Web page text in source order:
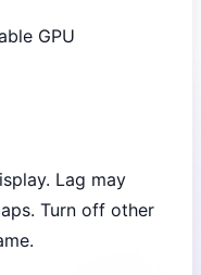
GPU
Lag may
Turn off other